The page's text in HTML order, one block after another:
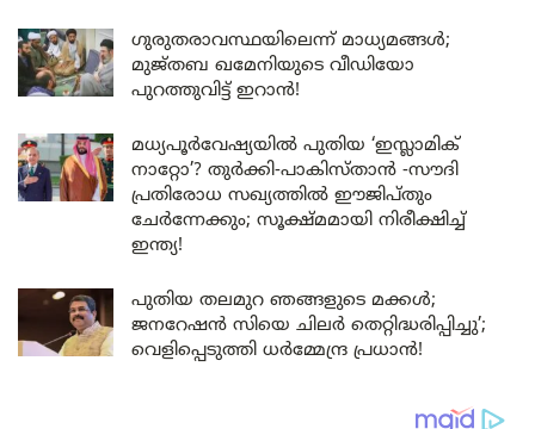
ഗുരുതരാവസ്ഥയിലെന്ന് മാധ്യമങ്ങൾ;
മുജ്തബ ഖമേനിയുടെ വീഡിയോ
പുറത്തുവിട്ട് ഇറാൻ!
മധ്യപൂർവേഷ്യയിൽ പുതിയ ‘ഇസ്ലാമിക്
നാറ്റോ’? തുർക്കി-പാകിസ്താൻ -സൗദി
പ്രതിരോധ സഖ്യത്തിൽ ഈജിപ്തും
ചേർന്നേക്കും; സൂക്ഷ്മമായി നിരീക്ഷിച്ച്
ഇന്ത്യ!
പുതിയ തലമുറ ഞങ്ങളുടെ മക്കൾ;
ജനറേഷൻ സിയെ ചിലർ തെറ്റിദ്ധരിപ്പിച്ചു’;
വെളിപ്പെടുത്തി ധർമ്മേന്ദ്ര പ്രധാൻ!